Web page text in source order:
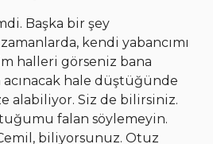
Başka bir şey
kendi yabancımı
halleri görseniz bana
acınacak hale düştüğünde
alabiliyor. Siz de bilirsiniz.
falan söylemeyin.
biliyorsunuz. Otuz